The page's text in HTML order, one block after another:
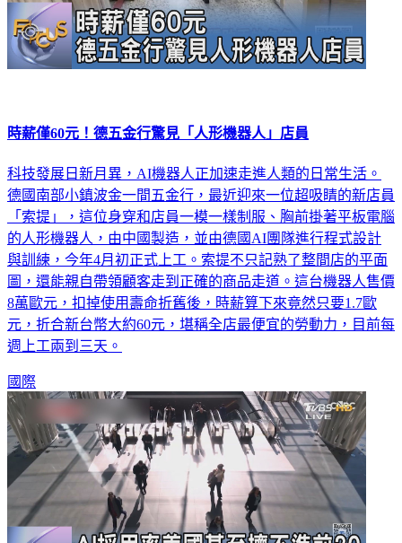
時薪僅60元！德五金行驚見「人形機器人」店員
科技發展日新月異，AI機器人正加速走進人類的日常生活。
德國南部小鎮波金一間五金行，最近迎來一位超吸睛的新店員
「索提」，這位身穿和店員一模一樣制服、胸前掛著平板電腦
的人形機器人，由中國製造，並由德國AI團隊進行程式設計
與訓練，今年4月初正式上工。索提不只記熟了整間店的平面
圖，還能親自帶領顧客走到正確的商品走道。這台機器人售價
8萬歐元，扣掉使用壽命折舊後，時薪算下來竟然只要1.7歐
元，折合新台幣大約60元，堪稱全店最便宜的勞動力，目前每
週上工兩到三天。
國際